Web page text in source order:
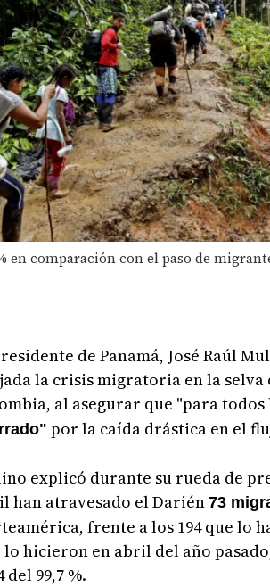
en comparación con el paso de
de Panamá, José Raúl
la crisis migratoria en la
al asegurar que "para
por la caída drástica en el
explicó durante su rueda de
han atravesado el Darién 73
frente a los 194 que lo
lo hicieron en abril del año
del 99,7 %.